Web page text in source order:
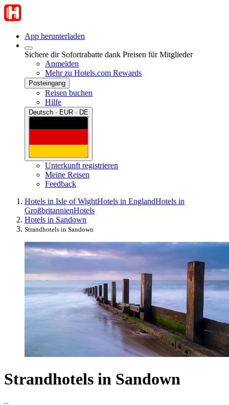
App herunterladen
Sichere dir Sofortrabatte dank Preisen für Mitglieder
Anmelden
Mehr zu Hotels.com Rewards
Posteingang
Reisen buchen
Hilfe
Deutsch · EUR · DE
Unterkunft registrieren
Meine Reisen
Feedback
Hotels in Isle of WightHotels in EnglandHotels in
GroßbritannienHotels
Hotels in Sandown
Strandhotels in Sandown
Strandhotels in Sandown